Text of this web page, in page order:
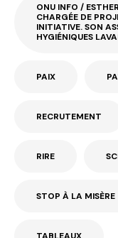
ONU INFO /
CHARGÉE DE
INITIATIVE. SON
HYGIÉNIQUES
PAIX
RECRUTEMENT
RIRE
STOP À LA MISÈRE